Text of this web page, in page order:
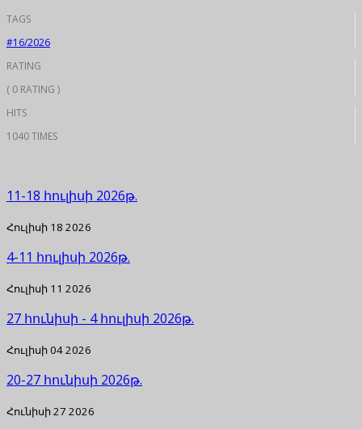
TAGS
#16/2026
RATING
( 0 RATING )
HITS
1040 TIMES
11-18 հուլիսի 2026թ.
Հուլիսի 18 2026
4-11 հուլիսի 2026թ.
Հուլիսի 11 2026
27 հունիսի - 4 հուլիսի 2026թ.
Հուլիսի 04 2026
20-27 հունիսի 2026թ.
Հունիսի 27 2026